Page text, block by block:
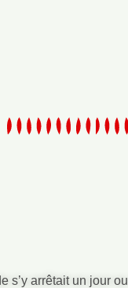
s’y arrêtait un jour ou